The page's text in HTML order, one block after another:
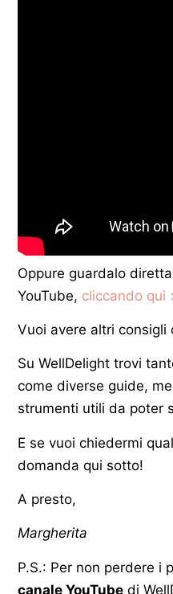
Oppure guardalo
YouTube, cliccando qui
Vuoi avere altri consigli
Su WellDelight trovi
come diverse guide,
strumenti utili da poter
E se vuoi chiedermi
domanda qui sotto!
A presto,
Margherita
P.S.: Per non perdere i
canale YouTube di